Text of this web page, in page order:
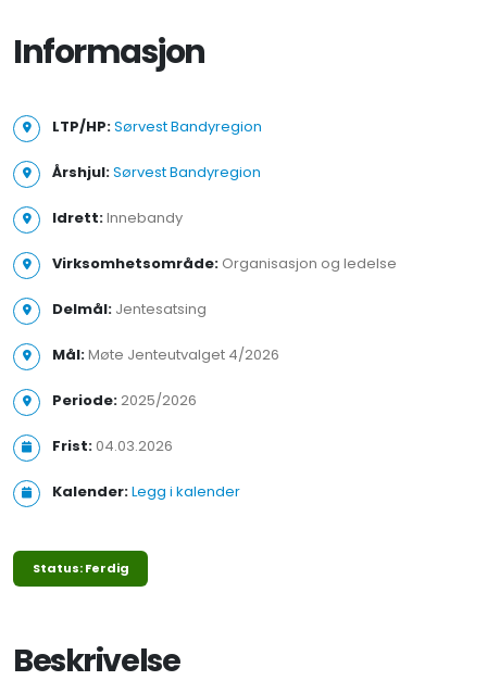
Informasjon
LTP/HP:Sørvest Bandyregion
Årshjul:Sørvest Bandyregion
Idrett:Innebandy
Virksomhetsområde: Organisasjon og ledelse
Delmål: Jentesatsing
Mål:Møte Jenteutvalget 4/2026
Periode:2025/2026
Frist: 04.03.2026
Kalender:Legg i kalender
Status: Ferdig
Beskrivelse